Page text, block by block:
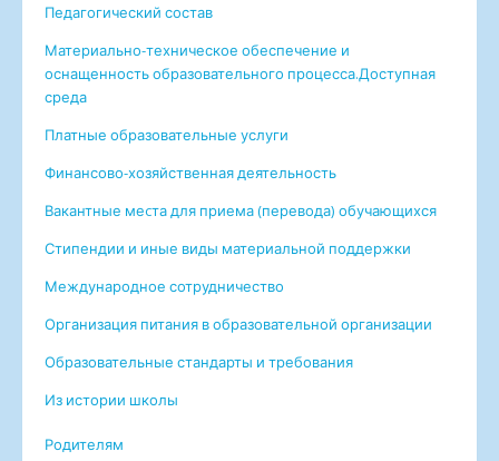
Педагогический состав
Материально-техническое обеспечение и
оснащенность образовательного процесса.Доступная
среда
Платные образовательные услуги
Финансово-хозяйственная деятельность
Вакантные меcта для приема (перевода) обучающихся
Стипендии и иные виды материальной поддержки
Международное сотрудничество
Организация питания в образовательной организации
Образовательные стандарты и требования
Из истории школы
Родителям